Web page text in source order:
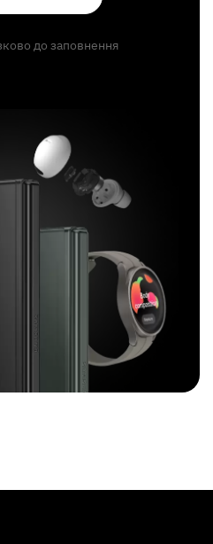
до заповнення